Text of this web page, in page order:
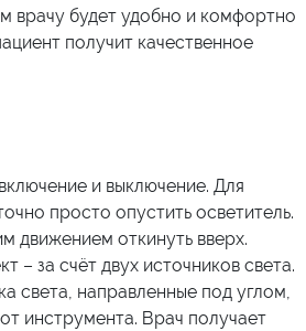
врачу будет удобно и комфортно
получит качественное
и выключение. Для
просто опустить осветитель.
движением откинуть вверх.
– за счёт двух источников света.
света, направленные под углом,
инструмента. Врач получает